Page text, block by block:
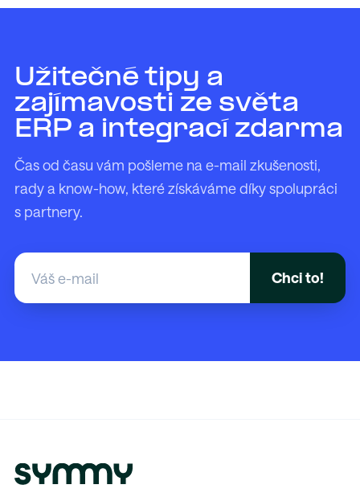
Užitečné tipy a
zajímavosti ze světa
ERP a integrací zdarma
Čas od času vám pošleme na e-mail zkušenosti,
rady a know-how, které získáváme díky spolupráci
s partnery.